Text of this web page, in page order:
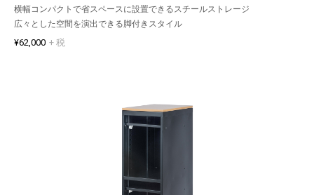
横幅コンパクトで省スペースに設置できるスチールストレージ
広々とした空間を演出できる脚付きスタイル
¥62,000 + 税